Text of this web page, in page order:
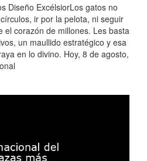
Diseño ExcélsiorLos gatos no
ir por la pelota, ni seguir
el corazón de millones. Les basta
un maullido estratégico y esa
en lo divino. Hoy, 8 de agosto,